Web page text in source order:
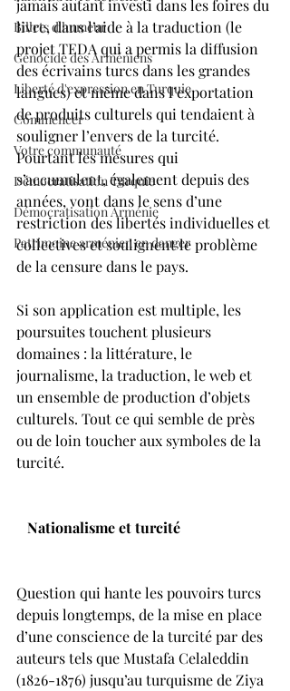
Billets d'humeur
Génocide des Arméniens
Liberté d'expression en Turquie
Commencer
Votre communauté
Démocratisation Turquie
Démocratisation Arménie
Patrimoine arménien en danger
jamais autant investi dans les foires du
livre, dans l’aide à la traduction (le
projet TEDA qui a permis la diffusion
des écrivains turcs dans les grandes
langues) et même dans l’exportation
de produits culturels qui tendaient à
souligner l’envers de la turcité.
Pourtant les mesures qui
s’accumulent, également depuis des
années, vont dans le sens d’une
restriction des libertés individuelles et
collectives et soulignent le problème
de la censure dans le pays.
Si son application est multiple, les
poursuites touchent plusieurs
domaines : la littérature, le
journalisme, la traduction, le web et
un ensemble de production d’objets
culturels. Tout ce qui semble de près
ou de loin toucher aux symboles de la
turcité.
  Nationalisme et turcité
Question qui hante les pouvoirs turcs
depuis longtemps, de la mise en place
d’une conscience de la turcité par des
auteurs tels que Mustafa Celaleddin
(1826-1876) jusqu’au turquisme de Ziya